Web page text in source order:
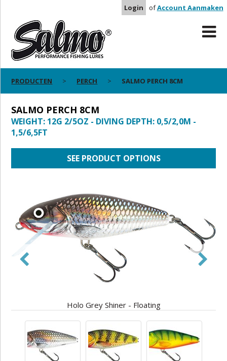
Login ofAccount Aanmaken
PRODUCTEN PERCH SALMO PERCH 8CM
SALMO PERCH 8CM
WEIGHT: 12G 2/5OZ - DIVING DEPTH: 0,5/2,0M -
1,5/6,5FT
SEE PRODUCT OPTIONS
Holo Grey Shiner - Floating